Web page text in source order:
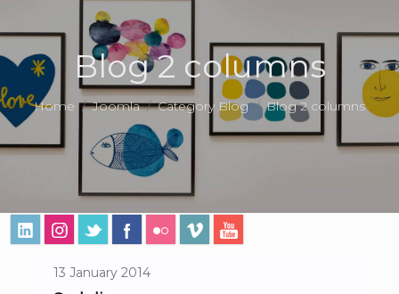
Blog 2 columns
Home Joomla Category Blog Blog 2 columns
13 January 2014